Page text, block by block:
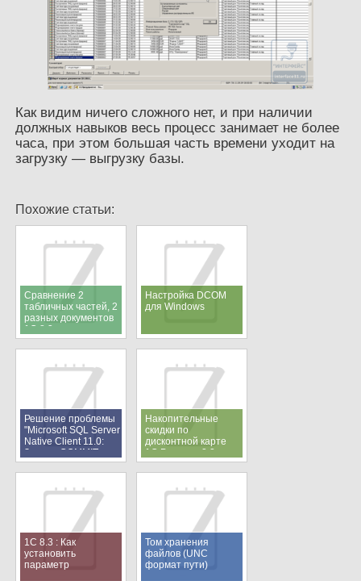
Как видим ничего сложного нет, и при наличии
должных навыков весь процесс занимает не более
часа, при этом большая часть времени уходит на
загрузку — выгрузку базы.
Похожие статьи:
Сравнение 2
табличных частей, 2
разных документов
1С 8.3
Настройка DCOM
для Windows
Решение проблемы
"Microsoft SQL Server
Native Client 11.0:
Запрос COMMIT
TRANSACTION не
имеет
соответствующей
инструкции BEGIN
TRANSACTION"
Накопительные
скидки по
дисконтной карте
1С:Розница 2.2
1С 8.3 : Как
установить
параметр
Том хранения
файлов (UNC
формат пути)